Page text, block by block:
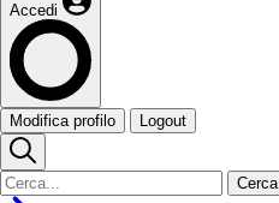
Accedi
Modifica profilo Logout
Cerca